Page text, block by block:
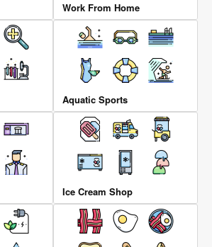
Work From Home
Aquatic Sports
Ice Cream Shop